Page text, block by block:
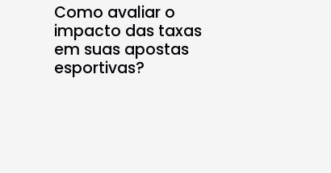
Como avaliar o
impacto das taxas
em suas apostas
esportivas?